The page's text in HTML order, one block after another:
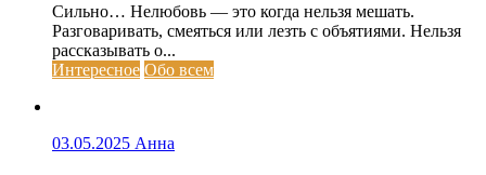
Сильно… Нелюбовь — это когда нельзя мешать.
Разговаривать, смеяться или лезть с объятиями. Нельзя
рассказывать о...
Интересное Обо всем
03.05.2025 Анна